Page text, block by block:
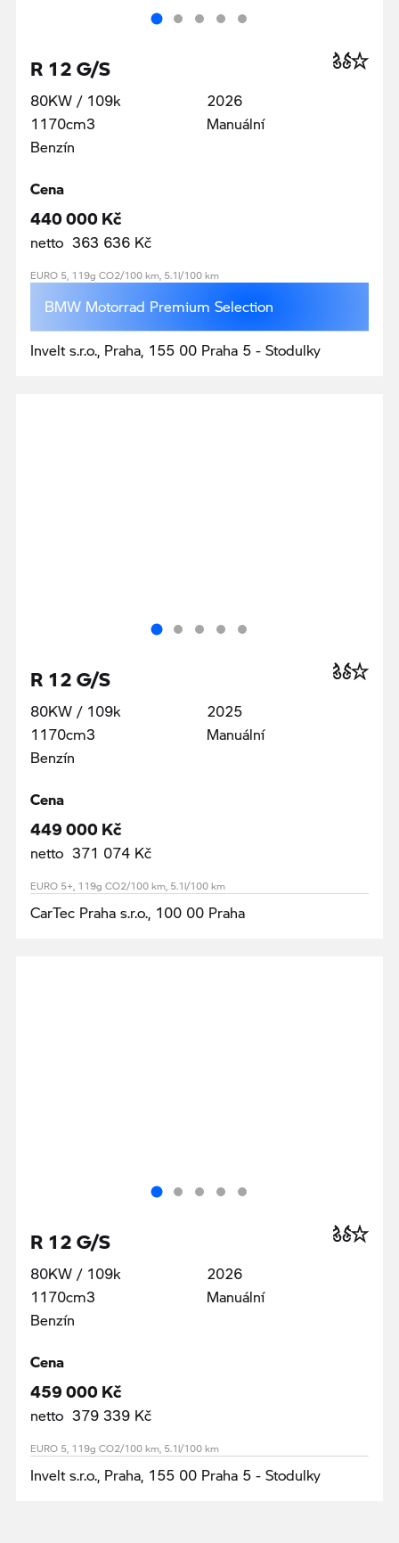
R 12 G/S
80KW / 109k
1170cm3
Benzín
2026
Manuální
Cena
440 000 Kč
netto 363 636 Kč
EURO 5, 119g CO2/100 km, 5.1l/100 km
BMW Motorrad Premium Selection
Invelt s.r.o., Praha, 155 00 Praha 5 - Stodulky
R 12 G/S
80KW / 109k
1170cm3
Benzín
2025
Manuální
Cena
449 000 Kč
netto 371 074 Kč
EURO 5+, 119g CO2/100 km, 5.1l/100 km
CarTec Praha s.r.o., 100 00 Praha
R 12 G/S
80KW / 109k
1170cm3
Benzín
2026
Manuální
Cena
459 000 Kč
netto 379 339 Kč
EURO 5, 119g CO2/100 km, 5.1l/100 km
Invelt s.r.o., Praha, 155 00 Praha 5 - Stodulky